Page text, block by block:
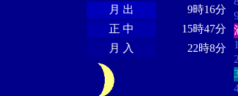
月 出
9時16分
正 中
15時47分
月 入
22時8分